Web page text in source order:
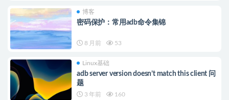
博客
密码保护：常用adb命令集锦
8 月前 53
Linux基础
adb server version doesn’t match this client 问
题
3 年前 160